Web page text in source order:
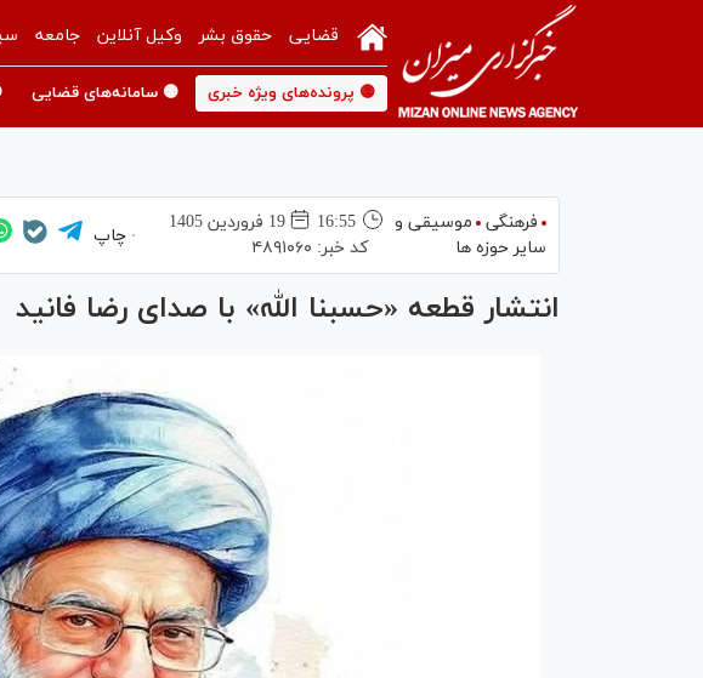
قضایی حقوق بشر وکیل آنلاین جامعه
🟡 پرونده‌های ویژه خبری 🟡 سامانه‌های قضایی
فرهنگی
موسیقی و
سایر حوزه ها
16:55
19 فروردين 1405
کد خبر: ۴۸۹۱۰۶۰
چاپ
انتشار قطعه «حسبنا الله» با صدای رضا فانید